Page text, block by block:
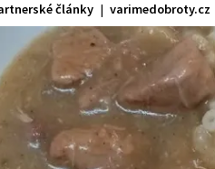
články | varimedobroty.cz